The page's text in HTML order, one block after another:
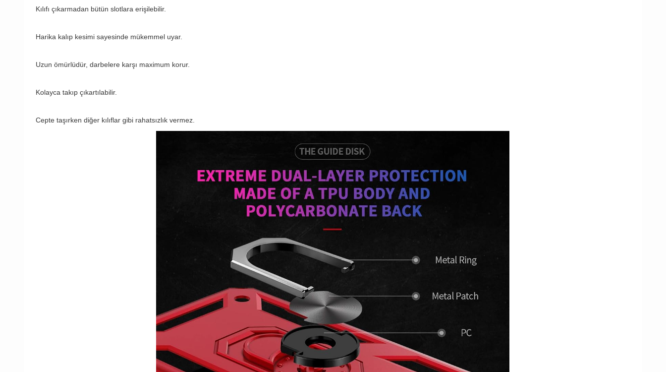
Kılıfı çıkarmadan bütün slotlara erişilebilir.
Harika kalıp kesimi sayesinde mükemmel uyar.
Uzun ömürlüdür, darbelere karşı maximum korur.
Kolayca takıp çıkartılabilir.
Cepte taşırken diğer kılıflar gibi rahatsızlık vermez.